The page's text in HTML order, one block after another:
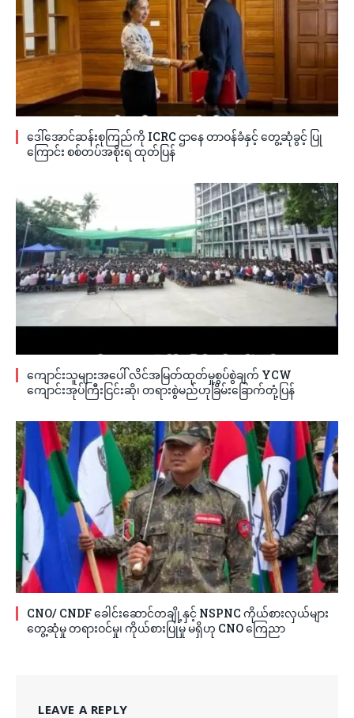
ဒေါ်အောင်ဆန်းစုကြည်ကို ICRC ဌာနေ တာဝန်ခံနှင့် တွေ့ဆုံခွင့် ပြု
ကြောင်း စစ်တပ်အစိုးရ ထုတ်ပြန်
ကျောင်းသူများအပေါ် လိင်အမြတ်ထုတ်မှုစွပ်စွဲချက် YCW
ကျောင်းအုပ်ကြီးငြင်းဆို၊ တရားစွဲမည်ဟုခြိမ်းခြောက်တုံ့ပြန်
CNO/ CNDF ခေါင်းဆောင်တချို့နှင့် NSPNC ကိုယ်စားလှယ်များ
တွေ့ဆုံမှု တရားဝင်မှု၊ ကိုယ်စားပြုမှု မရှိဟု CNO ကြေညာ
LEAVE A REPLY